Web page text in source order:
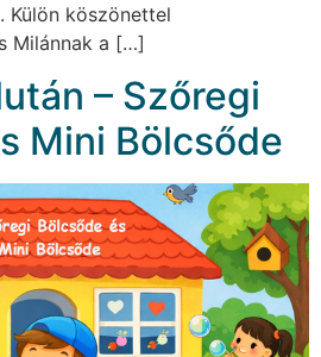
Külön köszönettel
Milánnak a […]
– Szőregi
Mini Bölcsőde